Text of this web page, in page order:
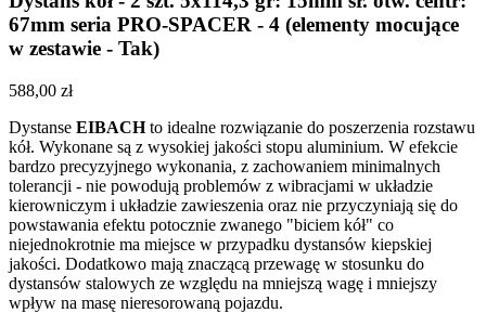
67mm seria PRO-SPACER - 4 (elementy mocujące
w zestawie - Tak)
588,00 zł
Dystanse EIBACHto idealne rozwiązanie do poszerzenia rozstawu
kół. Wykonane są z wysokiej jakości stopu aluminium. W efekcie
bardzo precyzyjnego wykonania, z zachowaniem minimalnych
tolerancji - nie powodują problemów z wibracjami w układzie
kierowniczym i układzie zawieszenia oraz nie przyczyniają się do
powstawania efektu potocznie zwanego "biciem kół" co
niejednokrotnie ma miejsce w przypadku dystansów kiepskiej
jakości. Dodatkowo mają znaczącą przewagę w stosunku do
dystansów stalowych ze względu na mniejszą wagę i mniejszy
wpływ na masę nieresorowaną pojazdu.